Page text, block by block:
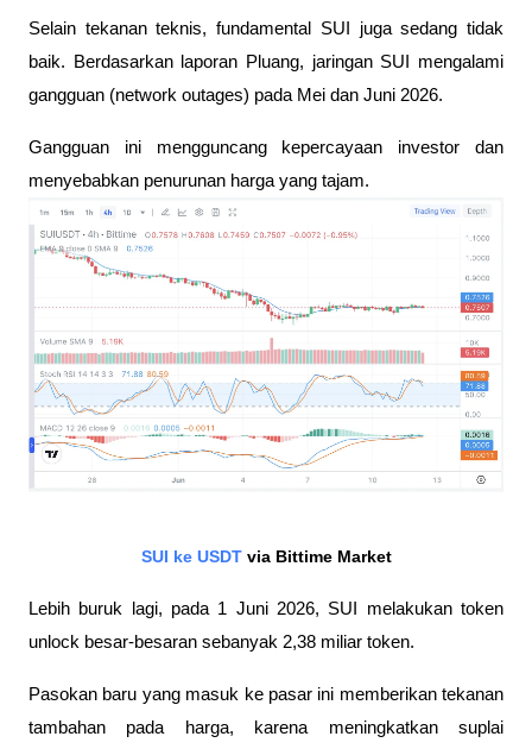
Selain tekanan teknis, fundamental SUI juga sedang tidak
baik. Berdasarkan laporan Pluang, jaringan SUI mengalami
gangguan (network outages) pada Mei dan Juni 2026.
Gangguan ini mengguncang kepercayaan investor dan
menyebabkan penurunan harga yang tajam.
SUI ke USDT via Bittime Market
Lebih buruk lagi, pada 1 Juni 2026, SUI melakukan token
unlock besar-besaran sebanyak 2,38 miliar token.
Pasokan baru yang masuk ke pasar ini memberikan tekanan
tambahan pada harga, karena meningkatkan suplai